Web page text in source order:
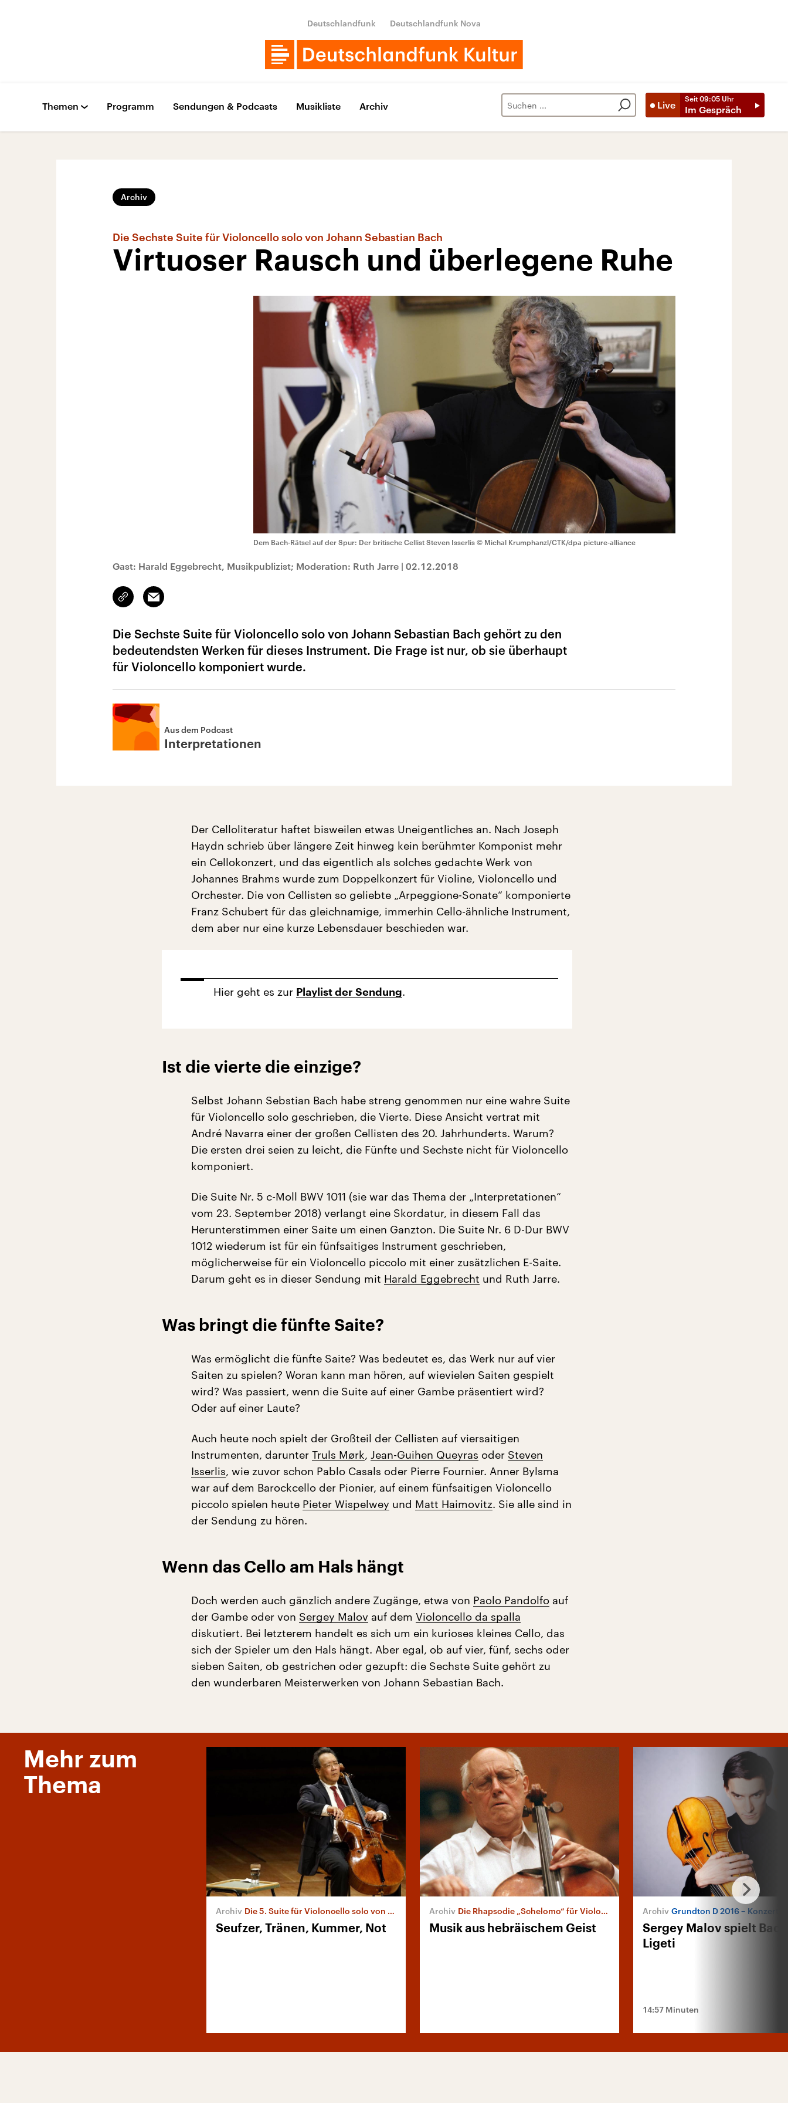
Deutschlandfunk Deutschlandfunk Nova
Live
Seit 09:05 Uhr
Im Gespräch
Themen Programm Sendungen & Podcasts Musikliste Archiv
Archiv
Die Sechste Suite für Violoncello solo von Johann Sebastian Bach
Virtuoser Rausch und überlegene Ruhe
Dem Bach-Rätsel auf der Spur: Der britische Cellist Steven Isserlis © Michal Krumphanzl/CTK/dpa picture-alliance
Gast: Harald Eggebrecht, Musikpublizist; Moderation: Ruth Jarre | 02.12.2018
Link
kopieren/teilen
Email
Die Sechste Suite für Violoncello solo von Johann Sebastian Bach gehört zu den
bedeutendsten Werken für dieses Instrument. Die Frage ist nur, ob sie überhaupt
für Violoncello komponiert wurde.
Aus dem Podcast
Interpretationen
Der Celloliteratur haftet bisweilen etwas Uneigentliches an. Nach Joseph
Haydn schrieb über längere Zeit hinweg kein berühmter Komponist mehr
ein Cellokonzert, und das eigentlich als solches gedachte Werk von
Johannes Brahms wurde zum Doppelkonzert für Violine, Violoncello und
Orchester. Die von Cellisten so geliebte „Arpeggione-Sonate“ komponierte
Franz Schubert für das gleichnamige, immerhin Cello-ähnliche Instrument,
dem aber nur eine kurze Lebensdauer beschieden war.
Hier geht es zur Playlist der Sendung.
Ist die vierte die einzige?
Selbst Johann Sebstian Bach habe streng genommen nur eine wahre Suite
für Violoncello solo geschrieben, die Vierte. Diese Ansicht vertrat mit
André Navarra einer der großen Cellisten des 20. Jahrhunderts. Warum?
Die ersten drei seien zu leicht, die Fünfte und Sechste nicht für Violoncello
komponiert.
Die Suite Nr. 5 c-Moll BWV 1011 (sie war das Thema der „Interpretationen“
vom 23. September 2018) verlangt eine Skordatur, in diesem Fall das
Herunterstimmen einer Saite um einen Ganzton. Die Suite Nr. 6 D-Dur BWV
1012 wiederum ist für ein fünfsaitiges Instrument geschrieben,
möglicherweise für ein Violoncello piccolo mit einer zusätzlichen E-Saite.
Darum geht es in dieser Sendung mit Harald Eggebrecht und Ruth Jarre.
Was bringt die fünfte Saite?
Was ermöglicht die fünfte Saite? Was bedeutet es, das Werk nur auf vier
Saiten zu spielen? Woran kann man hören, auf wievielen Saiten gespielt
wird? Was passiert, wenn die Suite auf einer Gambe präsentiert wird?
Oder auf einer Laute?
Auch heute noch spielt der Großteil der Cellisten auf viersaitigen
Instrumenten, darunter Truls Mørk, Jean-Guihen Queyras oder Steven
Isserlis, wie zuvor schon Pablo Casals oder Pierre Fournier. Anner Bylsma
war auf dem Barockcello der Pionier, auf einem fünfsaitigen Violoncello
piccolo spielen heute Pieter Wispelwey und Matt Haimovitz. Sie alle sind in
der Sendung zu hören.
Wenn das Cello am Hals hängt
Doch werden auch gänzlich andere Zugänge, etwa von Paolo Pandolfo auf
der Gambe oder von Sergey Malov auf dem Violoncello da spalla
diskutiert. Bei letzterem handelt es sich um ein kurioses kleines Cello, das
sich der Spieler um den Hals hängt. Aber egal, ob auf vier, fünf, sechs oder
sieben Saiten, ob gestrichen oder gezupft: die Sechste Suite gehört zu
den wunderbaren Meisterwerken von Johann Sebastian Bach.
Mehr zum
Thema
Die 5. Suite für Violoncello solo von Johann Sebastian Bach
Seufzer, Tränen, Kummer, Not
Die Rhapsodie „Schelomo“ für Violoncello und Orchester von Ernest Bloch
Musik aus hebräischem Geist
Grundton D 2016 – Konzert und
Sergey Malov spielt
Ligeti
14:57 Minuten